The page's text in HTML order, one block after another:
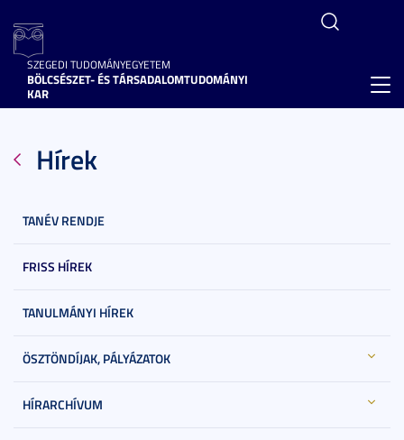
SZEGEDI TUDOMÁNYEGYETEM
BÖLCSÉSZET- ÉS TÁRSADALOMTUDOMÁNYI
KAR
Hírek
TANÉV RENDJE
FRISS HÍREK
TANULMÁNYI HÍREK
ÖSZTÖNDÍJAK, PÁLYÁZATOK
HÍRARCHÍVUM